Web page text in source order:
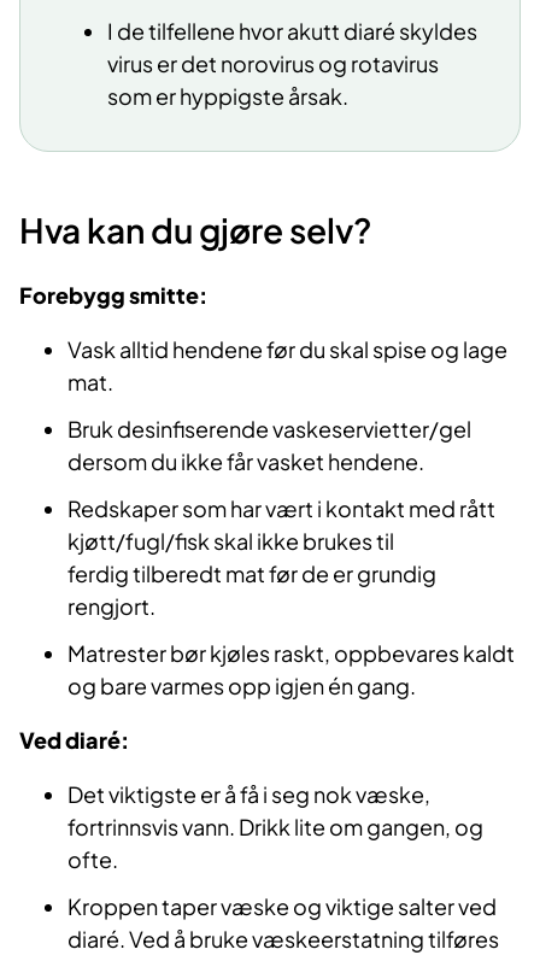
I de tilfellene hvor akutt diaré skyldes
virus er det norovirus og rotavirus
som er hyppigste årsak.
Hva kan du gjøre selv?
Forebygg smitte:
Vask alltid hendene før du skal spise og lage
mat.
Bruk desinfiserende vaskeservietter/gel
dersom du ikke får vasket hendene.
Redskaper som har vært i kontakt med rått
kjøtt/fugl/fisk skal ikke brukes til
ferdig tilberedt mat før de er grundig
rengjort.
Matrester bør kjøles raskt, oppbevares kaldt
og bare varmes opp igjen én gang.
Ved diaré:
Det viktigste er å få i seg nok væske,
fortrinnsvis vann. Drikk lite om gangen, og
ofte.
Kroppen taper væske og viktige salter ved
diaré. Ved å bruke væskeerstatning tilføres